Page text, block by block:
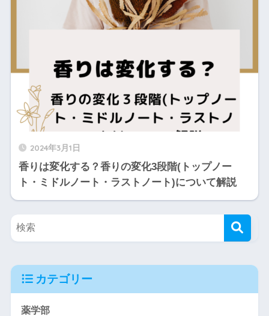
2024年3月1日
香りは変化する？香りの変化3段階(トップノー
ト・ミドルノート・ラストノート)について解説
カテゴリー
薬学部